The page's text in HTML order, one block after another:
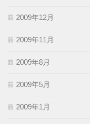
2009年12月
2009年11月
2009年8月
2009年5月
2009年1月